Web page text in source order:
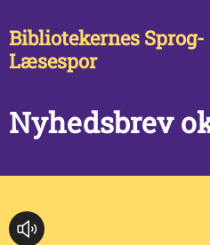
Bibliotekernes Sprog-
Læsespor
Nyhedsbrev